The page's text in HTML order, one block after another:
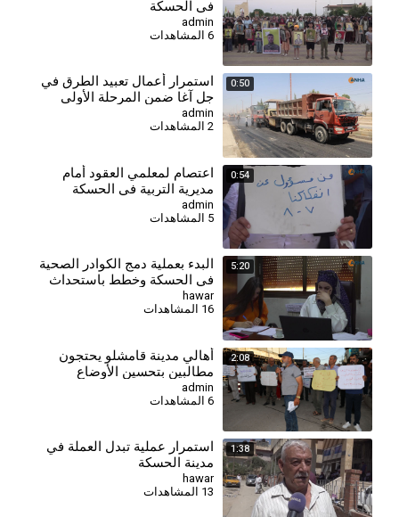
في الحسكة
admin
6 المشاهدات
0:50
استمرار أعمال تعبيد الطرق في
جل آغا ضمن المرحلة الأولى
لتحسين شبكة الطرق
admin
2 المشاهدات
0:54
اعتصام لمعلمي العقود أمام
مديرية التربية في الحسكة
للمطالبة بالتثبيت وصرف
مستحقاتهم
admin
5 المشاهدات
5:20
البدء بعملية دمج الكوادر الصحية
في الحسكة وخطط باستحداث
مراكز جديدة
hawar
16 المشاهدات
2:08
أهالي مدينة قامشلو يحتجون
مطالبين بتحسين الأوضاع
المعيشية والخدمية
admin
1:38
استمرار عملية تبدل العملة في
مدينة الحسكة
hawar
13 المشاهدات